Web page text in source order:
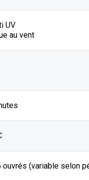
UV
au vent
ouvrés (variable selon